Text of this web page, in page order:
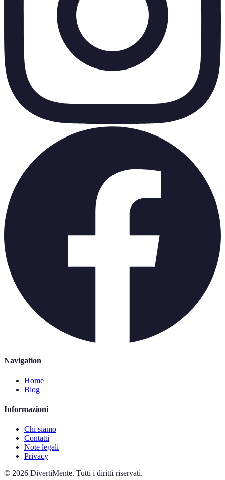
Navigation
Home
Blog
Informazioni
Chi siamo
Contatti
Note legali
Privacy
© 2026 DivertiMente. Tutti i diritti riservati.